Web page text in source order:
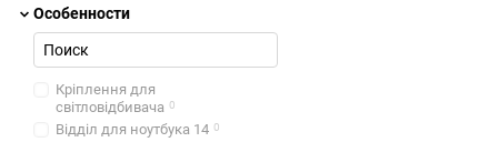
Особенности
Кріплення для
світловідбивача 0
Відділ для ноутбука 14 0